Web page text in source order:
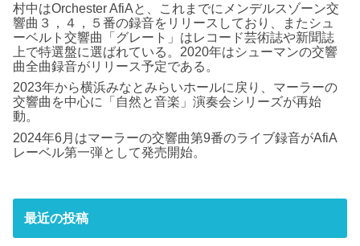
村中はOrchester AfiAと、これまでにメンデルスゾーン交
響曲３，４，５番の録音をリリースしており、またシュ
ーベルト交響曲「グレート」はレコード芸術誌や新聞誌
上で特選盤に選ばれている。2020年はシューマンの交響
曲全曲録音がリリース予定である。
2023年から横浜みなとみらいホールに戻り、マーラーの
交響曲を中心に「自然と音楽」演奏会シリーズが再始
動。
2024年6月はマーラーの交響曲第9番のライブ録音がAfiA
レーベル第一弾として発売開始。
最近の投稿